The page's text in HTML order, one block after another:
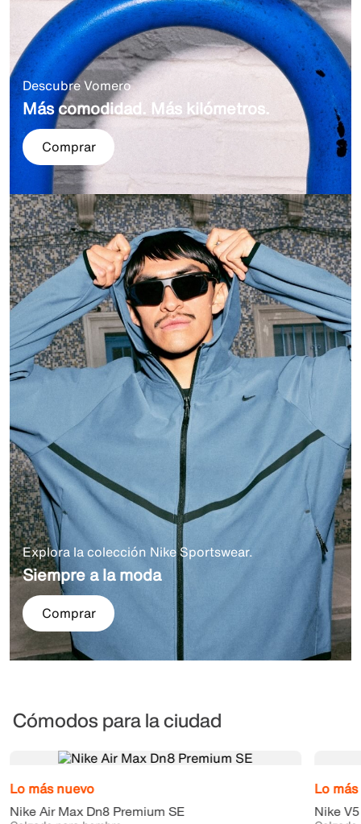
Descubre Vomero
Más comodidad. Más kilómetros.
Comprar
Explora la colección Nike Sportswear.
Siempre a la moda
Comprar
Cómodos para la ciudad
Lo más nuevo
Nike Air Max Dn8 Premium SE
Lo
Nike